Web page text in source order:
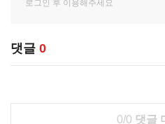
댓글 0
0/0 댓글